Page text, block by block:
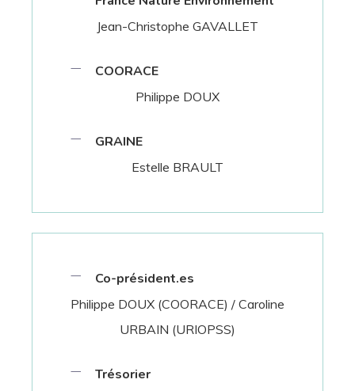
Jean-Christophe GAVALLET
COORACE
Philippe DOUX
GRAINE
Estelle BRAULT
Co-président.es
Philippe DOUX (COORACE) / Caroline
URBAIN (URIOPSS)
Trésorier